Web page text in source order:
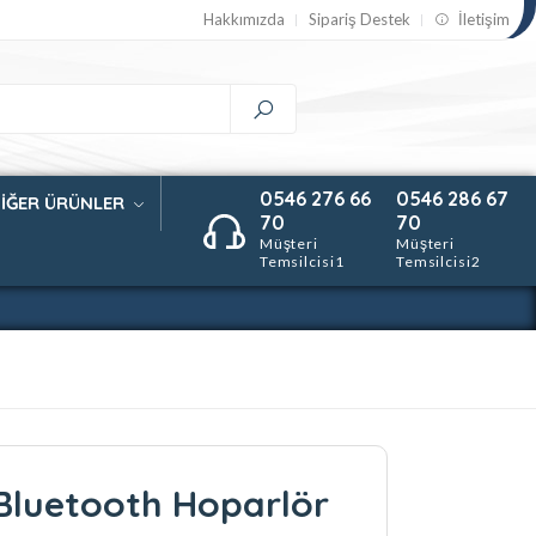
Hakkımızda Sipariş Destek İletişim
ÜRÜNLER
0546 276 66
70
Müşteri
Temsilcisi1
0546 286 67
70
Müşteri
Temsilcisi2
Hoparlör